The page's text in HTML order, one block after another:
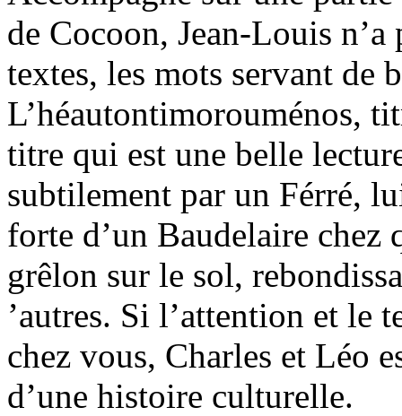
de Cocoon, Jean-Louis
textes, les mots servant de
L’héautontimorouménos,
titre qui est une belle
subtilement par un Férré,
forte d’un Baudelaire chez
grêlon sur le sol,
’autres. Si l’attention et le
chez vous, Charles et Léo
d’une histoire culturelle.